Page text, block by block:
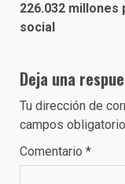
226.032 millones
social
Deja una
Tu dirección de
campos
Comentario *